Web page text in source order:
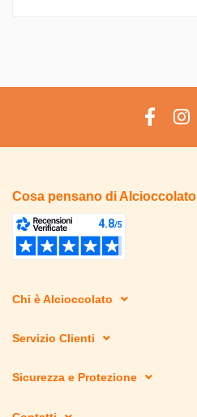
Cosa pensano di Alcioccolato
Chi è Alcioccolato
Servizio Clienti
Sicurezza e Protezione